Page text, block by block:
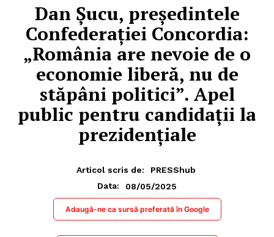
Dan Șucu, președintele
Confederației Concordia:
„România are nevoie de o
economie liberă, nu de
stăpâni politici”. Apel
public pentru candidații la
prezidențiale
Articol scris de:
PRESShub
Data:
08/05/2025
Adaugă-ne ca sursă preferată în Google